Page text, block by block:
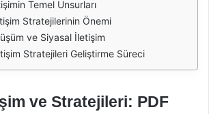
Temel Unsurları
Stratejilerinin Önemi
ve Siyasal İletişim
Stratejileri Geliştirme Süreci
ve Stratejileri: PDF